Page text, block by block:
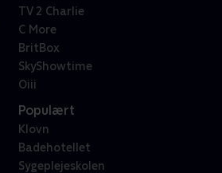
TV 2 Charlie
C More
BritBox
SkyShowtime
Oiii
Populært
Klovn
Badehotellet
Sygeplejeskolen